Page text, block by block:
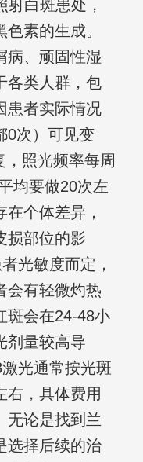
白斑患处，
素的生成。
病、顽固性湿
各类人群，包
患者实际情况
0次）可见变
照光频率每周
均要做20次左
个体差异，
损部位的影
光敏度而定，
会有轻微灼热
斑会在24-48小
剂量较高导
光通常按光斑
右，具体费用
无论是找到兰
选择后续的治